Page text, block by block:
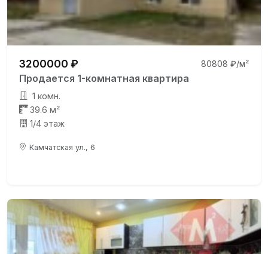
3200000 ₽ 80808 ₽/м²
Продается 1-комнатная квартира
1 комн.
39.6 м²
1/4 этаж
Камчатская ул., 6